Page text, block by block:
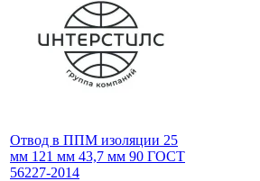
Отвод в ППМ изоляции 25
мм 121 мм 43,7 мм 90 ГОСТ
56227-2014